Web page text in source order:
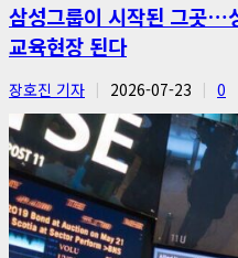
삼성그룹이 시작된 그곳…
교육현장 된다
장호진 기자 2026-07-23 0